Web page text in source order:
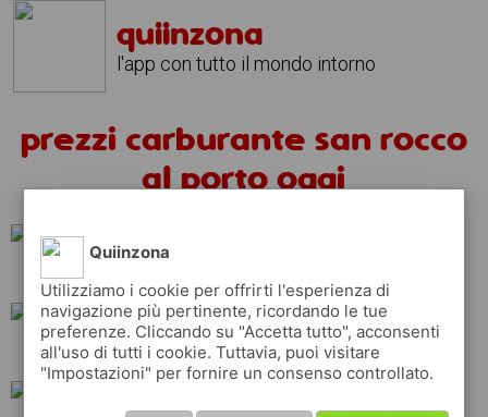
quiinzona
l'app con tutto il mondo intorno
prezzi carburante san rocco
al porto oggi
shell erg total
Quiinzona
Utilizziamo i cookie per offrirti l'esperienza di
navigazione più pertinente, ricordando le tue
preferenze. Cliccando su "Accetta tutto", acconsenti
all'uso di tutti i cookie. Tuttavia, puoi visitare
"Impostazioni" per fornire un consenso controllato.